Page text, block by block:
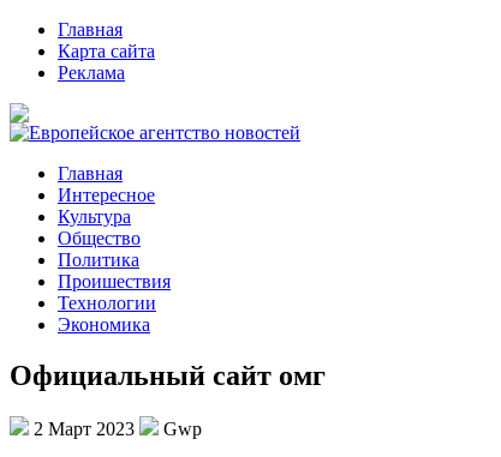
Главная
Карта сайта
Реклама
Главная
Интересное
Культура
Общество
Политика
Проишествия
Технологии
Экономика
Официальный сайт омг
2 Март 2023
Gwp